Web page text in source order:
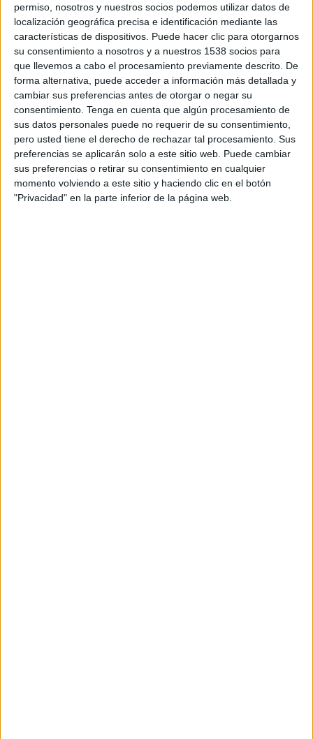
permiso, nosotros y nuestros socios podemos utilizar datos de
localización geográfica precisa e identificación mediante las
características de dispositivos. Puede hacer clic para otorgarnos
su consentimiento a nosotros y a nuestros 1538 socios para
que llevemos a cabo el procesamiento previamente descrito. De
forma alternativa, puede acceder a información más detallada y
cambiar sus preferencias antes de otorgar o negar su
consentimiento. Tenga en cuenta que algún procesamiento de
sus datos personales puede no requerir de su consentimiento,
pero usted tiene el derecho de rechazar tal procesamiento. Sus
preferencias se aplicarán solo a este sitio web. Puede cambiar
sus preferencias o retirar su consentimiento en cualquier
momento volviendo a este sitio y haciendo clic en el botón
"Privacidad" en la parte inferior de la página web.
NOTÍCIES MÉS LLEGIDES
Les tempestes deixen Santa Coloma
de Farners sense llum i danys per
pedra a la Garrotxa
Detingut a Girona per masturbar-se
davant d’un grup de nens d’un casal